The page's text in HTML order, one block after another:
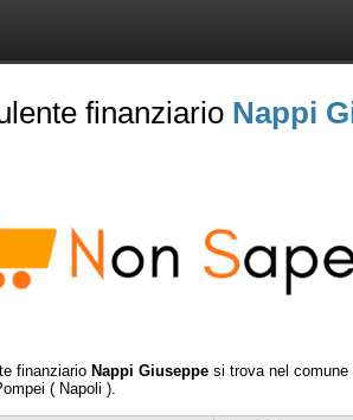
finanziario Nappi
finanziario Nappi Giuseppe si trova nel comune
( Napoli ).